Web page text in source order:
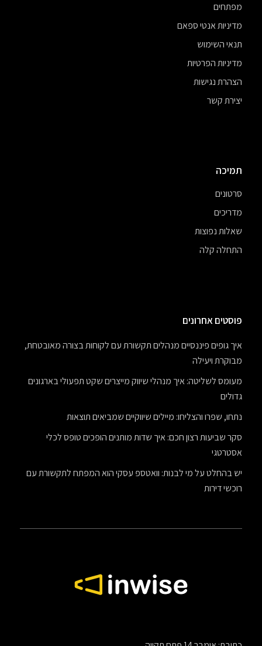
מפתחים
מדיניות אנטי ספאם
תנאי השימוש
מדיניות הפרטיות
הצהרת נגישות
יצירת קשר
תמיכה
סרטונים
מדריכים
שאלות נפוצות
התחלה קלה
פוסטים אחרונים
איך גופים פיננסיים מנהלים תקשורת עם לקוחות בצורה מאובטחת,
מבוקרת ויעילה
מעומס לשליטה: איך מנהלי שיווק מייצרים שקט תפעולי בארגונים
גדולים
נתחו, שפרו והצליחו: מיילים שיווקיים שמביאים תוצאות
סקר שביעות רצון חכם: איך שדות מותנים הופכים טופס לכלי
אסטרטגי
יש בהחלט על מי לבנות: וואטספ עסקי הוא המפתח לתקשורת עם
רוכשי דירות